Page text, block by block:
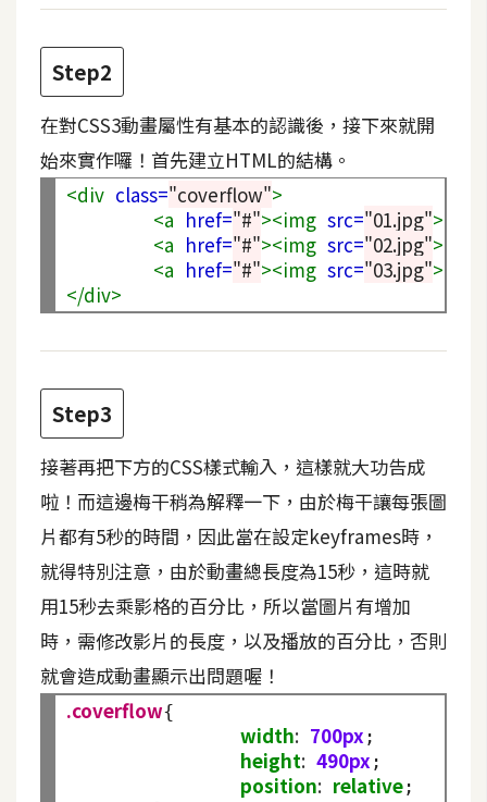
裝
與
設
定
外
掛
電
商
o
o
o
m
m
e
r
c
e
Step2
在對CSS3動畫屬性有基本的認識後，接下來就開
始來實作囉！首先建立HTML的結構。
<div class="coverflow">
<a href="#"><img src="01.jpg"></a>
<a href="#"><img src="02.jpg"></a>
<a href="#"><img src="03.jpg"></a>
</div>
Step3
接著再把下方的CSS樣式輸入，這樣就大功告成
啦！而這邊梅干稍為解釋一下，由於梅干讓每張圖
片都有5秒的時間，因此當在設定keyframes時，
就得特別注意，由於動畫總長度為15秒，這時就
用15秒去乘影格的百分比，所以當圖片有增加
時，需修改影片的長度，以及播放的百分比，否則
就會造成動畫顯示出問題喔！
.coverflow{
width: 700px ;
height: 490px ;
position: relative;